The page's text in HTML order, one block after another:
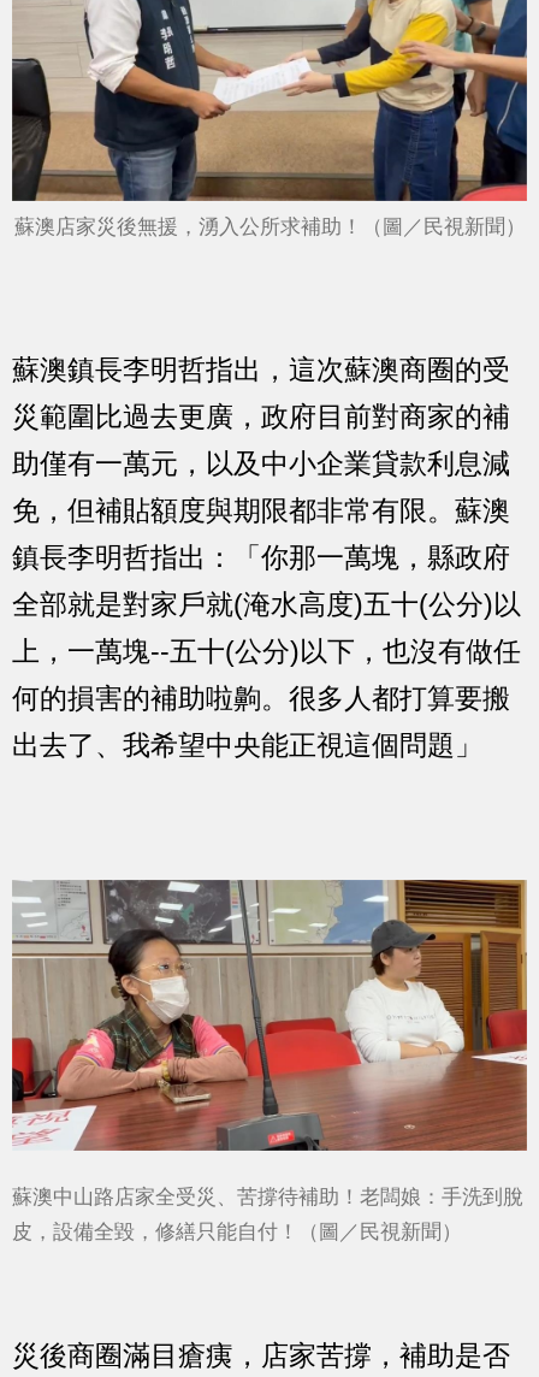
蘇澳店家災後無援，湧入公所求補助！（圖／民視新聞）
蘇澳鎮長李明哲指出，這次蘇澳商圈的受
災範圍比過去更廣，政府目前對商家的補
助僅有一萬元，以及中小企業貸款利息減
免，但補貼額度與期限都非常有限。蘇澳
鎮長李明哲指出：「你那一萬塊，縣政府
全部就是對家戶就(淹水高度)五十(公分)以
上，一萬塊--五十(公分)以下，也沒有做任
何的損害的補助啦齁。很多人都打算要搬
出去了、我希望中央能正視這個問題」
蘇澳中山路店家全受災、苦撐待補助！老闆娘：手洗到脫
皮，設備全毀，修繕只能自付！（圖／民視新聞）
災後商圈滿目瘡痍，店家苦撐，補助是否